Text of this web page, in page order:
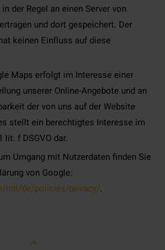
der Regel an einen Server von
und dort gespeichert. Der
keinen Einfluss auf diese
Maps erfolgt im Interesse einer
unserer Online-Angebote und an
der von uns auf der Website
stellt ein berechtigtes Interesse im
lit. f DSGVO dar.
Umgang mit Nutzerdaten finden Sie
von Google:
intl/de/policies/privacy/.